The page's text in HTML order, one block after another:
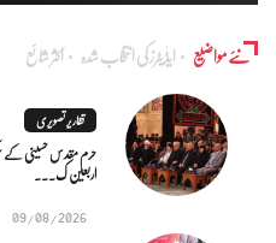
نئے مواضیع ایڈٰیٹرز کی انتخاب شدہ اکثر شائع
تقاریر تصویری
حرم مقدس حسینی کے
اربعین ک...
09/08/2026